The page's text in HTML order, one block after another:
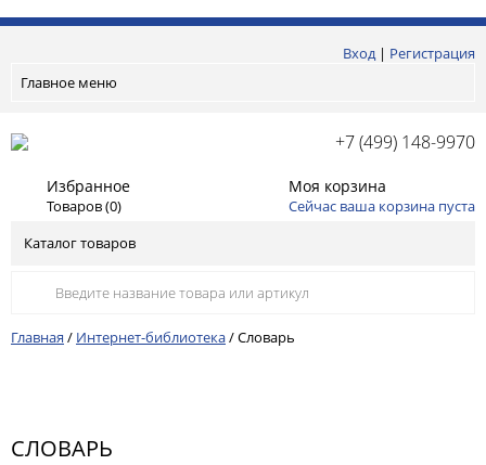
Вход| Регистрация
Главное меню
+7 (499) 148-9970
Избранное
Товаров (0)
Моя корзина
Сейчас ваша корзина пуста
Каталог товаров
Главная / Интернет-библиотека/Словарь
СЛОВАРЬ